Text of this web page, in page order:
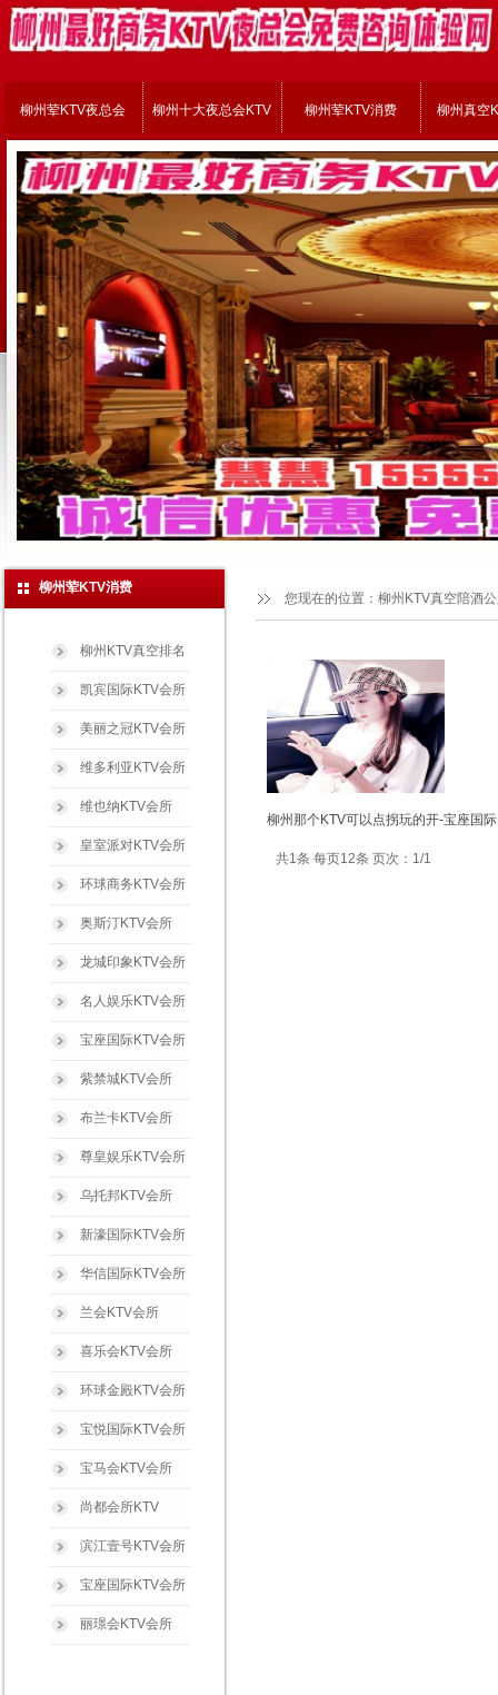
柳州荤KTV夜总会 柳州十大夜总会KTV 柳州荤KTV消费 柳州真空
柳州那个KTV可以点拐玩的开-宝座国
共1条 每页12条 页次：1/1
柳州荤KTV消费
柳州KTV真空排名
凯宾国际KTV会所
美丽之冠KTV会所
维多利亚KTV会所
维也纳KTV会所
皇室派对KTV会所
环球商务KTV会所
奥斯汀KTV会所
龙城印象KTV会所
名人娱乐KTV会所
宝座国际KTV会所
紫禁城KTV会所
布兰卡KTV会所
尊皇娱乐KTV会所
乌托邦KTV会所
新濠国际KTV会所
华信国际KTV会所
兰会KTV会所
喜乐会KTV会所
环球金殿KTV会所
宝悦国际KTV会所
宝马会KTV会所
尚都会所KTV
滨江壹号KTV会所
宝座国际KTV会所
丽璟会KTV会所
您现在的位置： 柳州KTV真空陪酒